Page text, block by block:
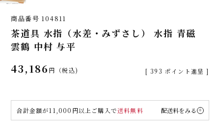
商品番号 104811
茶道具 水指（水差・みずさし） 水指 青磁
雲鶴 中村 与平
43,186 税込 [ 393 ポイント進呈 ]
合計金額が11,000円以上ご購入で送料無料 配送料をみる